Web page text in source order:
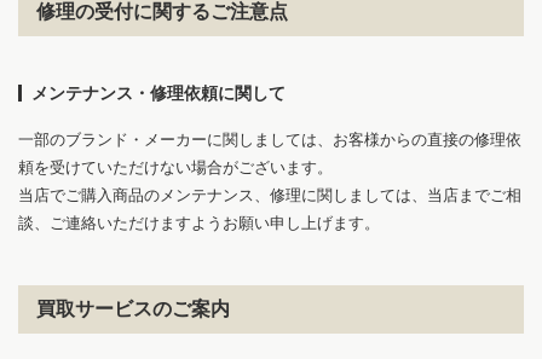
修理の受付に関するご注意点
メンテナンス・修理依頼に関して
一部のブランド・メーカーに関しましては、お客様からの直接の修理依
頼を受けていただけない場合がございます。
当店でご購入商品のメンテナンス、修理に関しましては、当店までご相
談、ご連絡いただけますようお願い申し上げます。
買取サービスのご案内
1 6